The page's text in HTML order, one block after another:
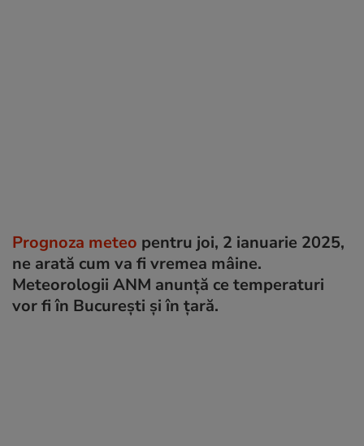
Prognoza meteo pentru joi, 2 ianuarie 2025,
ne arată cum va fi vremea mâine.
Meteorologii ANM anunță ce temperaturi
vor fi în București și în țară.